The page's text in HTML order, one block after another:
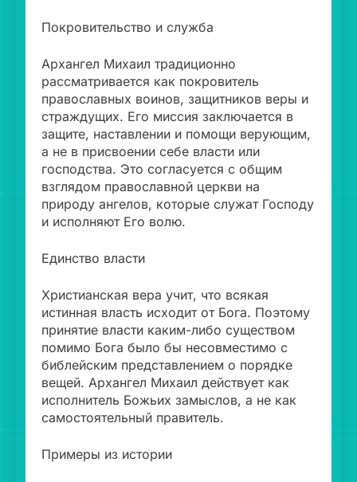
Покровительство и служба
Архангел Михаил традиционно
рассматривается как покровитель
православных воинов, защитников веры и
страждущих. Его миссия заключается в
защите, наставлении и помощи верующим,
а не в присвоении себе власти или
господства. Это согласуется с общим
взглядом православной церкви на
природу ангелов, которые служат Господу
и исполняют Его волю.
Единство власти
Христианская вера учит, что всякая
истинная власть исходит от Бога. Поэтому
принятие власти каким-либо существом
помимо Бога было бы несовместимо с
библейским представлением о порядке
вещей. Архангел Михаил действует как
исполнитель Божьих замыслов, а не как
самостоятельный правитель.
Примеры из истории